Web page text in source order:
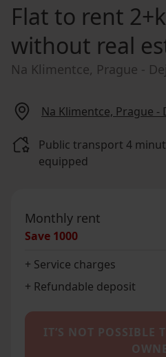
Flat to rent
without real
Na Klimentce, Prague -
Na Klimentce, Prague -
Public transport 4
equipped
Monthly rent
Save 1000
+ Service charges
+ Refundable deposit
IT’S NOT POSSIBLE